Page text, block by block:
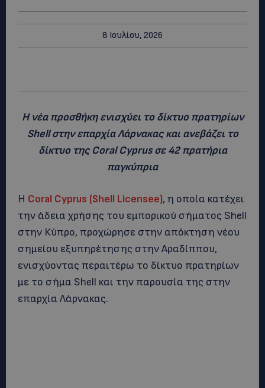
8 Ιουλίου, 2026
Η νέα προσθήκη ενισχύει το δίκτυο πρατηρίων
Shellστην επαρχία Λάρνακας και ανεβάζει το
δίκτυο της Coral Cyprusσε 42 πρατήρια
παγκύπρια
Η Coral Cyprus (Shell Licensee), η οποία κατέχει
την άδεια χρήσης του εμπορικού σήματος Shell
στην Κύπρο, προχώρησε στην απόκτηση νέου
σημείου εξυπηρέτησης στην Αραδίππου,
ενισχύοντας περαιτέρω το δίκτυο πρατηρίων
με το σήμα Shell και την παρουσία της στην
επαρχία Λάρνακας.